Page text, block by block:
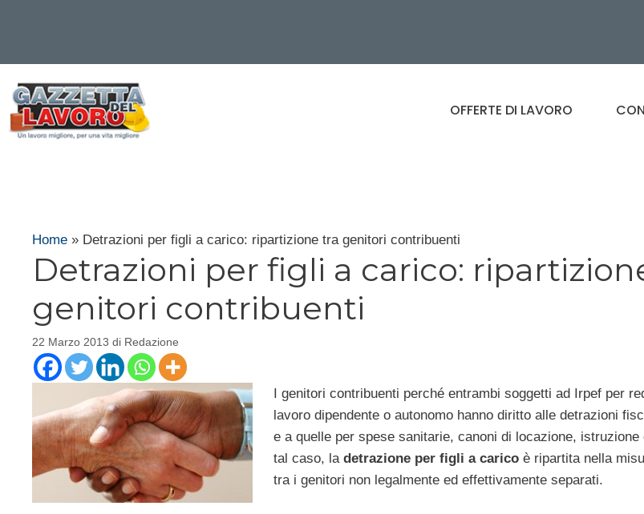
contenuto
OFFERTE DI LAVORO
Home » Detrazioni per figli a carico: ripartizione tra genitori contribuenti
Detrazioni per figli a carico:
genitori contribuenti
22 Marzo 2013 di Redazione
I genitori contribuenti perché entrambi soggetti ad Irpef per
lavoro dipendente o autonomo hanno diritto alle detrazioni
e a quelle per spese sanitarie, canoni di locazione,
tal caso, la detrazione per figli a caricoè ripartita nella
tra i genitori non legalmente ed effettivamente separati.